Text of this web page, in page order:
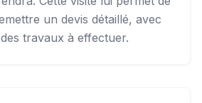
un devis détaillé, avec
travaux à effectuer.